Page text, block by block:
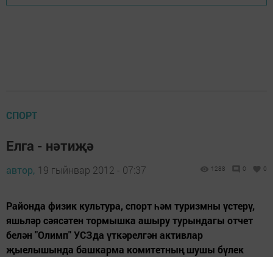
СПОРТ
Елга - нәтиҗә
автор, 19 гыйнвар 2012 - 07:37 1288 0 0
Районда физик культура, спорт һәм туризмны үстерү,
яшьләр сәясәтен тормышка ашыру турындагы отчет
белән "Олимп" УСЗда үткәрелгән активлар
җыелышында башкарма комитетның шушы бүлек